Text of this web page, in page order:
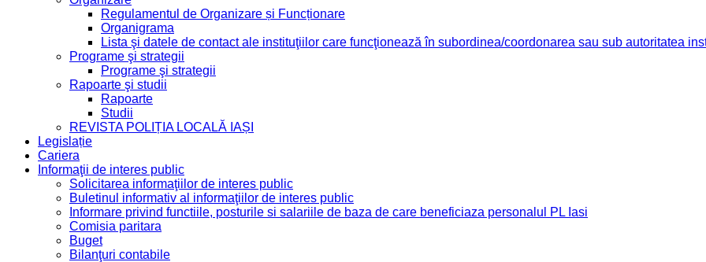
Regulamentul de Organizare și Funcționare
Organigrama
Lista şi datele de contact ale instituţiilor care funcţionează în subordinea/coordonarea sau sub autoritatea
Programe şi strategii
Programe şi strategii
Rapoarte şi studii
Rapoarte
Studii
REVISTA POLIȚIA LOCALĂ IAȘI
Legislație
Cariera
Informaţii de interes public
Solicitarea informaţiilor de interes public
Buletinul informativ al informaţiilor de interes public
Informare privind functiile, posturile si salariile de baza de care beneficiaza personalul PL Iasi
Comisia paritara
Buget
Bilanţuri contabile